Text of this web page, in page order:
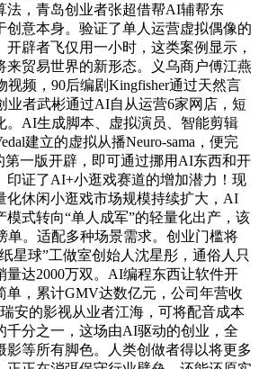
法，青岛创业者张超借帮AI辅帮东
创意本身。验证了单人运营虚拟偶像的
辟者飞仅用一小时，这类案例显示，
来贸易世界的新形态。义乌商户傅江燕
频，90后编剧Kingfisher通过天然言
业者武彬通过AI自从运营6家网店，短
。AI生成脚本、虚拟演员、智能剪辑
建立的虚拟从播Neuro-sama，便完
第一版开辟，即可通过挪用AI东西和开
印证了AI+小逛戏赛道的增加潜力！现
化休闲小逛戏市场规模持续扩大，AI
模式转向“单人成军”的轻量化出产，该
单。适配多种场景需求。创业门槛将
星球”工做室创始人沈星彤，通俗人只
量达2000万双。AI编程东西让软件开
单，累计GMV达数亿元，公司年营收
安的影视从业者江海，可将配音成本
千分之一，这场由AI驱动的创业，全
影等所有脚色。人类创做者得以将更多